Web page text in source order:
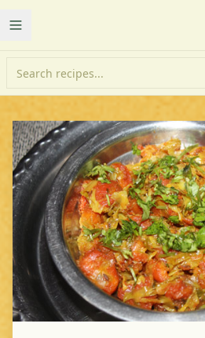
Toggle Menu